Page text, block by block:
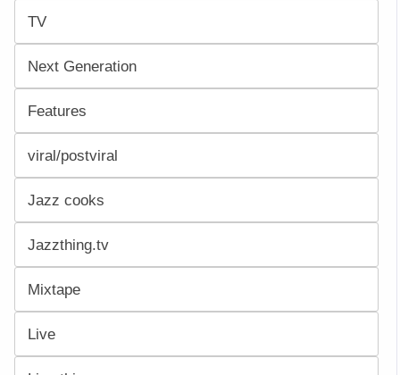
TV
Next Generation
Features
viral/postviral
Jazz cooks
Jazzthing.tv
Mixtape
Live